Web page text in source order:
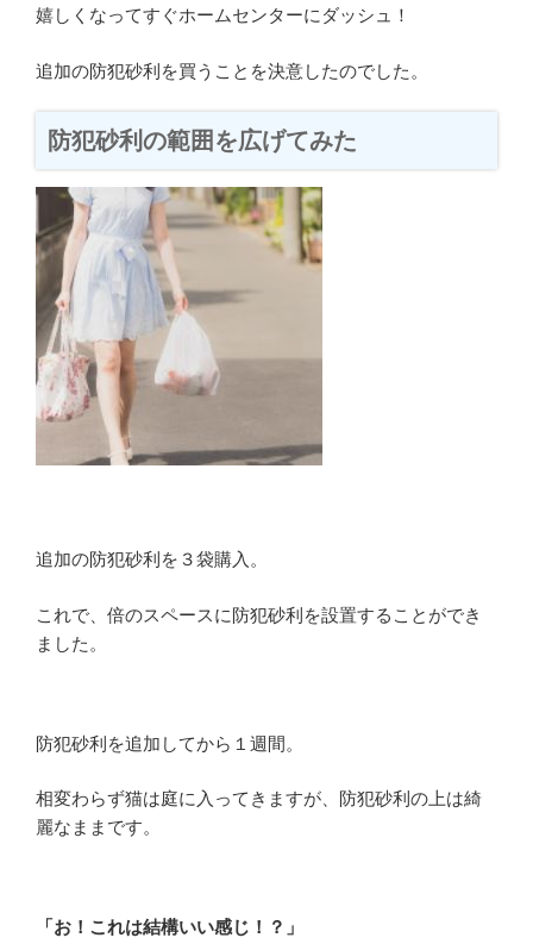
嬉しくなってすぐホームセンターにダッシュ！
追加の防犯砂利を買うことを決意したのでした。
防犯砂利の範囲を広げてみた
追加の防犯砂利を３袋購入。
これで、倍のスペースに防犯砂利を設置することができ
ました。
防犯砂利を追加してから１週間。
相変わらず猫は庭に入ってきますが、防犯砂利の上は綺
麗なままです。
「お！これは結構いい感じ！？」